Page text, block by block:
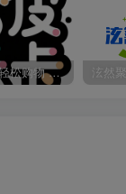
哈皮云卡-轻松购物 即买即发